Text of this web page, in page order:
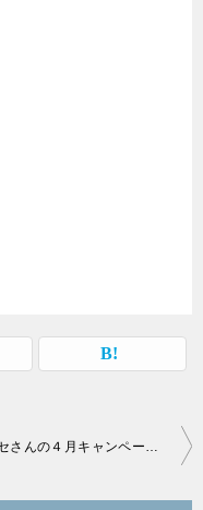
ヒロセさんの４月キャンペーンの続き！